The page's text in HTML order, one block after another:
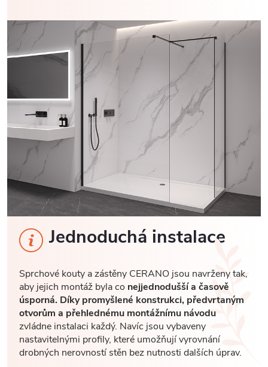
Jednoduchá instalace
Sprchové kouty a zástěny CERANO jsou navrženy tak,
aby jejich montáž byla co nejjednodušší a časově
úsporná. Díky promyšlené konstrukci, předvrtaným
otvorům a přehlednému montážnímu návodu
zvládne instalaci každý. Navíc jsou vybaveny
nastavitelnými profily, které umožňují vyrovnání
drobných nerovností stěn bez nutnosti dalších úprav.